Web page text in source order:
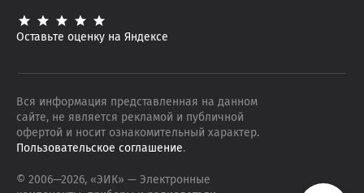
Оставьте оценку на Яндексе
Вся информация представленная на данном
сайте, не является рекламой и публичной
офертой и носит ознакомительный характер.
Пользовательское соглашение.
© 2006—2026, «ЭИК» — Электронные